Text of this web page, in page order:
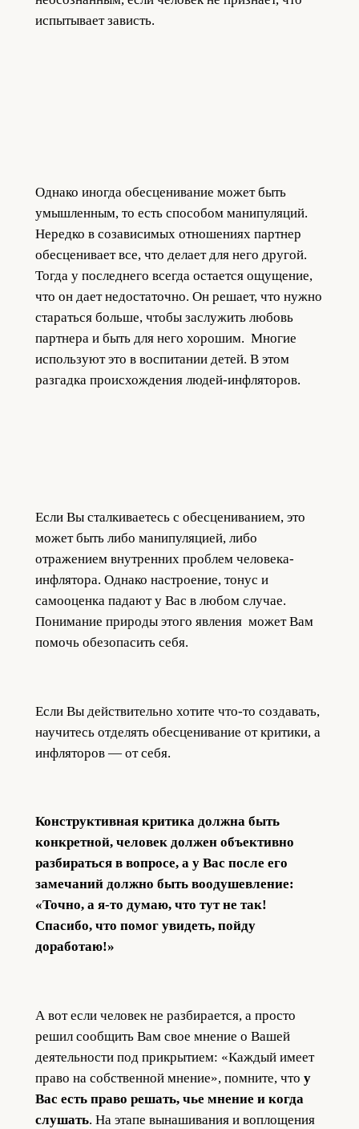
испытывает зависть.
Однако иногда обесценивание может быть
умышленным, то есть способом манипуляций.
Нередко в созависимых отношениях партнер
обесценивает все, что делает для него другой.
Тогда у последнего всегда остается ощущение,
что он дает недостаточно. Он решает, что нужно
стараться больше, чтобы заслужить любовь
партнера и быть для него хорошим. Многие
используют это в воспитании детей. В этом
разгадка происхождения людей-инфляторов.
Если Вы сталкиваетесь с обесцениванием, это
может быть либо манипуляцией, либо
отражением внутренних проблем человека-
инфлятора. Однако настроение, тонус и
самооценка падают у Вас в любом случае.
Понимание природы этого явления может Вам
помочь обезопасить себя.
Если Вы действительно хотите что-то создавать,
научитесь отделять обесценивание от критики, а
инфляторов — от себя.
Конструктивная критика должна быть
конкретной, человек должен объективно
разбираться в вопросе, а у Вас после его
замечаний должно быть воодушевление:
«Точно, а я-то думаю, что тут не так!
Спасибо, что помог увидеть, пойду
доработаю!»
А вот если человек не разбирается, а просто
решил сообщить Вам свое мнение о Вашей
деятельности под прикрытием: «Каждый имеет
право на собственной мнение», помните, что у
Вас есть право решать, чье мнение и когда
слушать. На этапе вынашивания и воплощения